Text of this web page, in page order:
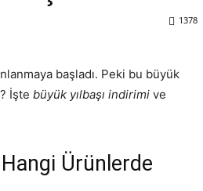
1378
başladı. Peki bu büyük
İşte büyük yılbaşı indirimi ve
Ürünlerde